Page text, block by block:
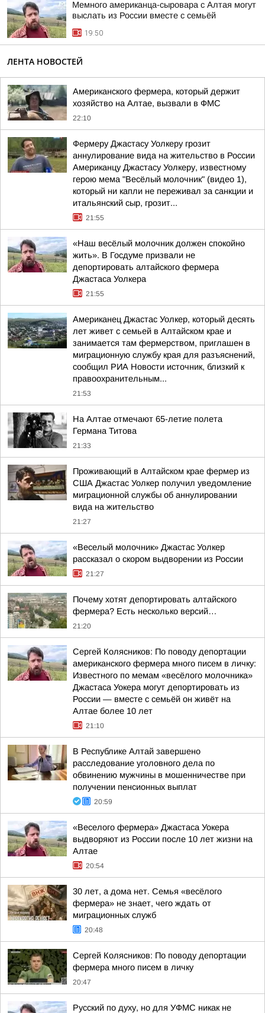
Мемного американца-сыровара с Алтая могут
выслать из России вместе с семьёй
19:50
ЛЕНТА НОВОСТЕЙ
Американского фермера, который держит
хозяйство на Алтае, вызвали в ФМС
22:10
Фермеру Джастасу Уолкеру грозит
аннулирование вида на жительство в России
Американцу Джастасу Уолкеру, известному
герою мема "Весёлый молочник" (видео 1),
который ни капли не переживал за санкции и
итальянский сыр, грозит...
21:55
«Наш весёлый молочник должен спокойно
жить». В Госдуме призвали не
депортировать алтайского фермера
Джастаса Уолкера
21:55
Американец Джастас Уолкер, который десять
лет живет с семьей в Алтайском крае и
занимается там фермерством, приглашен в
миграционную службу края для разъяснений,
сообщил РИА Новости источник, близкий к
правоохранительным...
21:53
На Алтае отмечают 65-летие полета
Германа Титова
21:33
Проживающий в Алтайском крае фермер из
США Джастас Уолкер получил уведомление
миграционной службы об аннулировании
вида на жительство
21:27
«Веселый молочник» Джастас Уолкер
рассказал о скором выдворении из России
21:27
Почему хотят депортировать алтайского
фермера? Есть несколько версий…
21:20
Сергей Колясников: По поводу депортации
американского фермера много писем в личку:
Известного по мемам «весёлого молочника»
Джастаса Уокера могут депортировать из
России — вместе с семьёй он живёт на
Алтае более 10 лет
21:10
В Республике Алтай завершено
расследование уголовного дела по
обвинению мужчины в мошенничестве при
получении пенсионных выплат
20:59
«Веселого фермера» Джастаса Уокера
выдворяют из России после 10 лет жизни на
Алтае
20:54
30 лет, а дома нет. Семья «весёлого
фермера» не знает, чего ждать от
миграционных служб
20:48
Сергей Колясников: По поводу депортации
фермера много писем в личку
20:47
Русский по духу, но для УФМС никак не